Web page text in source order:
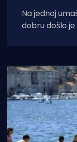
Na jednoj
dobru došlo